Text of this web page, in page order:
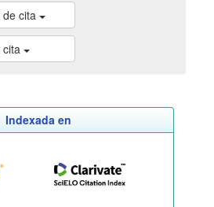
de cita
cita
Indexada en